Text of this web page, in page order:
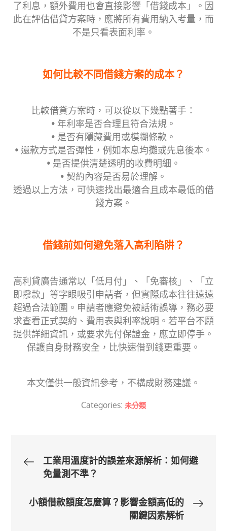
了利息，額外費用也會直接影響「借錢成本」。因
此在評估借貸方案時，應將所有費用納入考量，而
不是只看表面利率。
如何比較不同借錢方案的成本？
比較借貸方案時，可以從以下幾點著手：
• 年利率是否合理且符合法規。
• 是否有隱藏費用或模糊條款。
• 還款方式是否彈性，例如本息均攤或先息後本。
• 是否提供清楚透明的收費明細。
• 契約內容是否易於理解。
透過以上方法，可快速找出最適合且成本最低的借
錢方案。
借錢前如何避免落入高利陷阱？
高利貸廣告通常以「低月付」、「免審核」、「立
即撥款」等字眼吸引申請者，但實際成本往往遠遠
超過合法範圍。申請者應避免被話術誤導，務必要
求查看正式契約、費用表與利率說明。若平台不願
提供詳細資訊，或要求先付保證金，應立即停手。
保護自身財務安全，比快速借到錢更重要。
本文僅供一般資訊參考，不構成財務建議。
Categories: 未分類
文工業用溫度計的誤差來源解析：如何避
免量測不準？
小額借款額度怎麼算？影響金額高低的
關鍵因素解析